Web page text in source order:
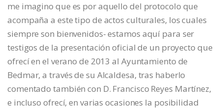
me imagino que es por aquello del protocolo que
acompaña a este tipo de actos culturales, los cuales
siempre son bienvenidos- estamos aquí para ser
testigos de la presentación oficial de un proyecto que
ofrecí en el verano de 2013 al Ayuntamiento de
Bedmar, a través de su Alcaldesa, tras haberlo
comentado también con D. Francisco Reyes Martínez,
e incluso ofrecí, en varias ocasiones la posibilidad